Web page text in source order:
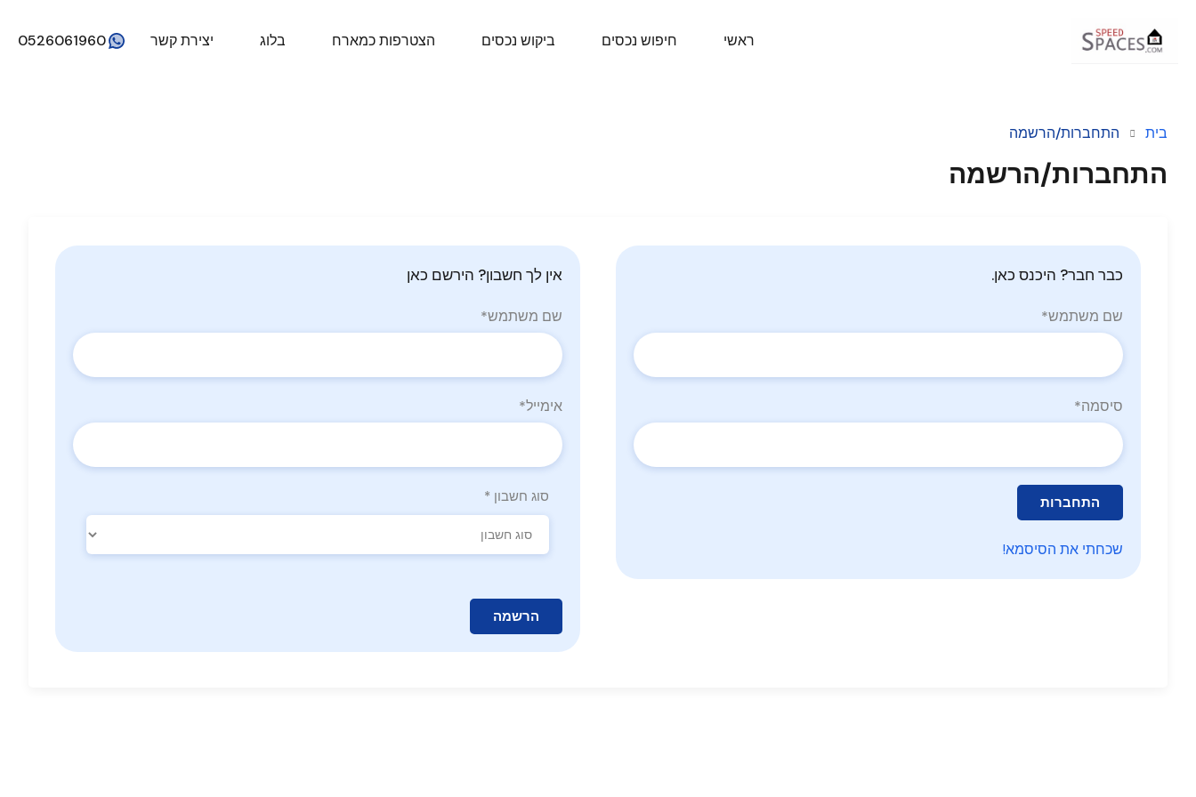
ראשי חיפוש נכסים ביקוש נכסים הצטרפות כמארח בלוג יצירת קשר 0526061960
בית התחברות/הרשמה
התחברות/הרשמה
כבר חבר? היכנס כאן.
שם משתמש*
סיסמה*
התחברות
שכחתי את הסיסמא!
אין לך חשבון? הירשם כאן
שם משתמש*
אימייל*
סוג חשבון *